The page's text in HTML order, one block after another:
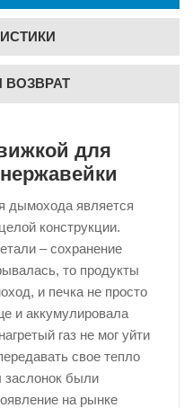
ВОЗВРАТ
для
дымохода является
конструкции.
– сохранение
то продукты
и печка не просто
и аккумулировала
газ не мог уйти
свое тепло
заслонок были
на рынке